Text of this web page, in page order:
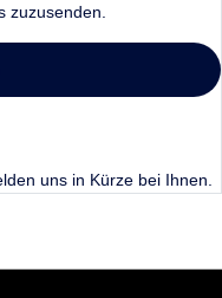
zuzusenden.
uns in Kürze bei Ihnen.